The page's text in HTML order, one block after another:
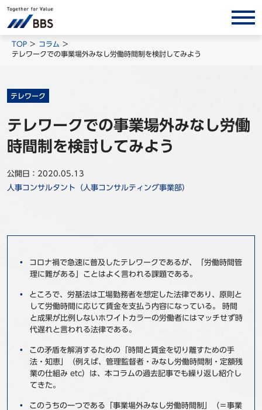
BBSグループネットワーク サステナビリティ 企業情報
サービス/ソリューション
インサイト
コラム
調査レポート
事例
セミナ−
ニュース
お問い合わせ
TOP
コラム
テレワークでの事業場外みなし労働時間制を検討してみよう
テレワーク
テレワークでの事業場外みなし労働
時間制を検討してみよう
公開日：2020.05.13
人事コンサルタント（人事コンサルティング事業部）
コロナ禍で急速に普及したテレワークであるが、「労働時間管
理に難がある」ことはよく言われる課題である。
ところで、労基法は工場勤務者を想定した法律であり、原則と
して労働時間に応じて賃金を支払う内容になっている。 時間
と成果が比例しないホワイトカラーの労働者にはマッチせず時
代遅れと言われる法律である。
この矛盾を解消するための「時間と賃金を切り離すための手
法・知恵」（例えば、管理監督者・みなし労働時間制・定額残
業の仕組み etc）は、本コラムの過去記事でも繰り返し紹介し
てきた。
このうちの一つである「事業場外みなし労働時間制」（＝事業